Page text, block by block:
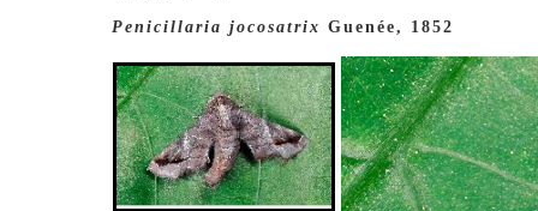
Penicillaria jocosatrix Guenée, 1852